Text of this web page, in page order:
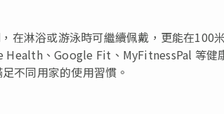
在淋浴或游泳時可繼續佩戴，更能在100
、Google Fit、MyFitnessPal 等健
不同用家的使用習慣。